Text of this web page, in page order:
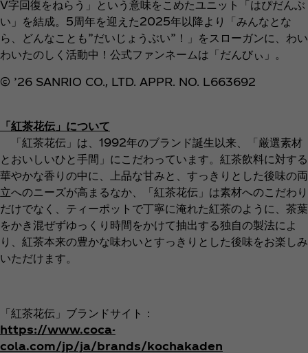
V字回復をねらう」という意味をこめたユニット「はぴだんぶ
い」を結成。5周年を迎えた2025年以降より「みんなとな
ら、どんなことも”だいじょうぶい”！」をスローガンに、わい
わいたのしく活動中！公式ファンネームは「だんびぃ」。
© ’26 SANRIO CO., LTD. APPR. NO. L663692
「紅茶花伝」について
「紅茶花伝」は、1992年のブランド誕生以来、「厳選素材
とおいしいひと手間」にこだわっています。紅茶飲料に対する
華やかな香りの中に、上品な甘みと、すっきりとした後味の両
立へのニーズが高まるなか、「紅茶花伝」は素材へのこだわり
だけでなく、ティーポットで丁寧に淹れた紅茶のように、茶葉
をかき混ぜずゆっくり時間をかけて抽出する独自の製法によ
り、紅茶本来の豊かな味わいとすっきりとした後味をお楽しみ
いただけます。
「紅茶花伝」ブランドサイト：
https://www.coca-
cola.com/jp/ja/brands/kochakaden